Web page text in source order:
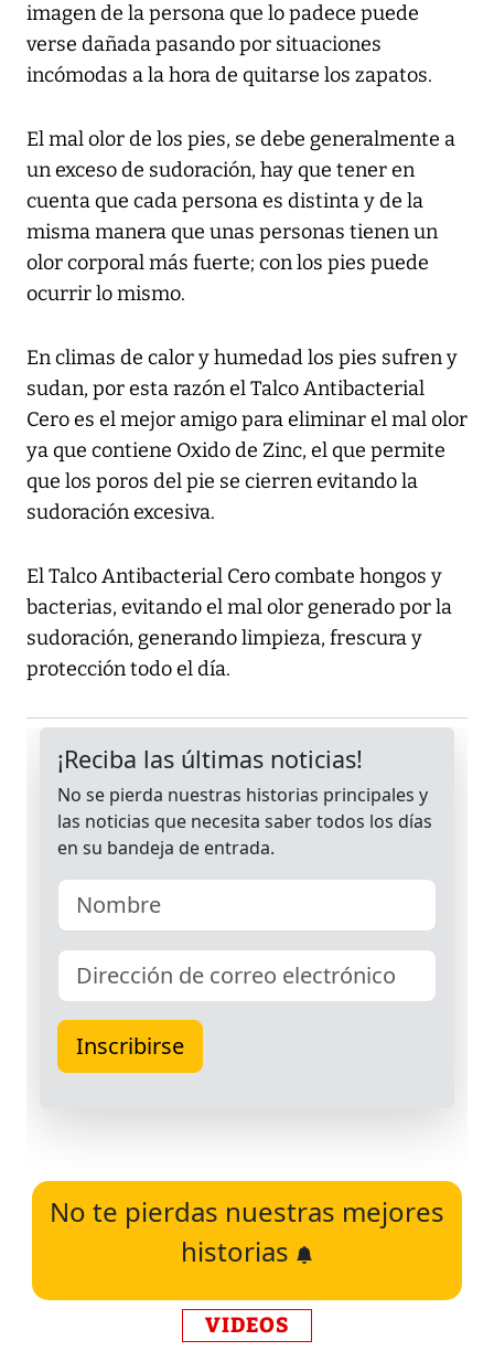
imagen de la persona que lo padece puede
verse dañada pasando por situaciones
incómodas a la hora de quitarse los zapatos.
El mal olor de los pies, se debe generalmente a
un exceso de sudoración, hay que tener en
cuenta que cada persona es distinta y de la
misma manera que unas personas tienen un
olor corporal más fuerte; con los pies puede
ocurrir lo mismo.
En climas de calor y humedad los pies sufren y
sudan, por esta razón el Talco Antibacterial
Cero es el mejor amigo para eliminar el mal olor
ya que contiene Oxido de Zinc, el que permite
que los poros del pie se cierren evitando la
sudoración excesiva.
El Talco Antibacterial Cero combate hongos y
bacterias, evitando el mal olor generado por la
sudoración, generando limpieza, frescura y
protección todo el día.
No te pierdas nuestras mejores
historias
VIDEOS